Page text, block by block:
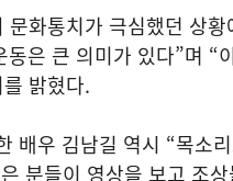
문화통치가 극심했던 상
은 큰 의미가 있다”며 “
밝혔다.
배우 김남길 역시 “목소
분들이 영상을 보고 조